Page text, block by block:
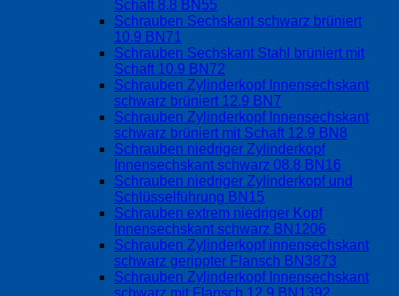
Schaft 8.8 BN55
Schrauben Sechskant schwarz brüniert
10.9 BN71
Schrauben Sechskant Stahl brüniert mit
Schaft 10.9 BN72
Schrauben Zylinderkopf Innensechskant
schwarz brüniert 12.9 BN7
Schrauben Zylinderkopf Innensechskant
schwarz brüniert mit Schaft 12.9 BN8
Schrauben niedriger Zylinderkopf
Innensechskant schwarz 08.8 BN16
Schrauben niedriger Zylinderkopf und
Schlüsselführung BN15
Schrauben extrem niedriger Kopf
Innensechskant schwarz BN1206
Schrauben Zylinderkopf innensechskant
schwarz gerippter Flansch BN3873
Schrauben Zylinderkopf Innensechskant